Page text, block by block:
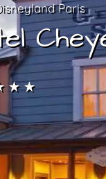
Paris